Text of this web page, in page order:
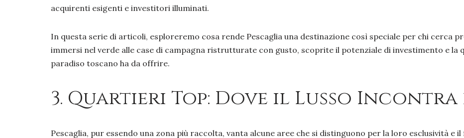
acquirenti esigenti e investitori illuminati.
In questa serie di articoli, esploreremo cosa rende Pescaglia una destinazione così speciale per chi cerca
immersi nel verde alle case di campagna ristrutturate con gusto, scoprite il potenziale di investimento e la
paradiso toscano ha da offrire.
3. Quartieri Top: Dove il Lusso
Pescaglia, pur essendo una zona più raccolta, vanta alcune aree che si distinguono per la loro esclusività e